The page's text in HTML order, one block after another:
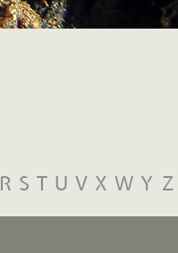
R S T U V X W Y Z